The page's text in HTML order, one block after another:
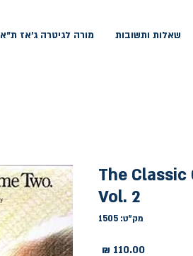
שאלות ותשובות מורה לגיטרה ג'אז ת"א
The
Vol. 2
מק"ט: 1505